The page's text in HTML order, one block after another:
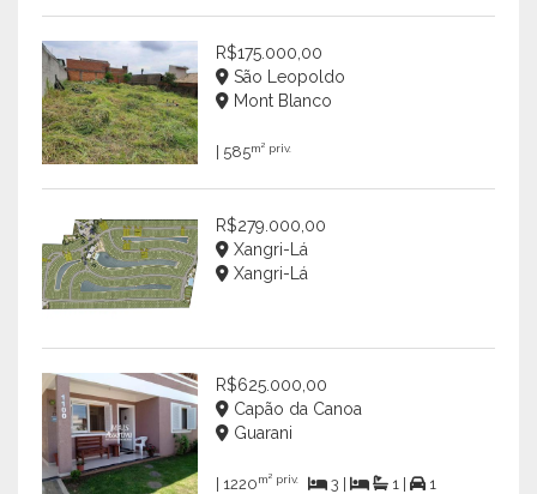
R$175.000,00
São Leopoldo
Mont Blanco
| 585m² priv.
R$279.000,00
Xangri-Lá
Xangri-Lá
R$625.000,00
Capão da Canoa
Guarani
| 1220m² priv. 3 | 1 | 1